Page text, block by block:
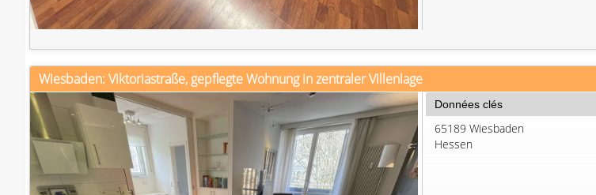
Wiesbaden: Viktoriastraße, gepflegte Wohnung in zentraler Villenlage
Données clés
65189 Wiesbaden
Hessen